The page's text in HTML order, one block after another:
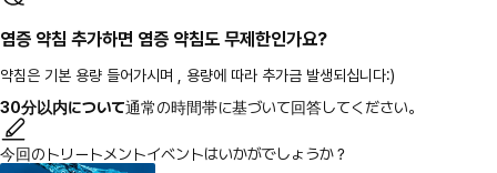
염증 약침 추가하면 염증 약침도 무제한인가요?
약침은 기본 용량 들어가시며 , 용량에 따라 추가금 발생되십니다:)
30分以内について通常の時間帯に基づいて回答してください。
今回のトリートメントイベントはいかがでしょうか？